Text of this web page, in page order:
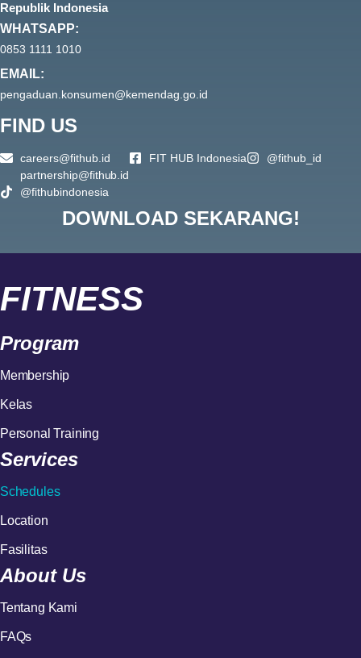
Republik Indonesia
WHATSAPP:
0853 1111 1010
EMAIL:
pengaduan.konsumen@kemendag.go.id
FIND US
careers@fithub.id
partnership@fithub.id
FIT HUB Indonesia @fithub_id
@fithubindonesia
DOWNLOAD SEKARANG!
FITNESS
Program
Membership
Kelas
Personal Training
Services
Schedules
Location
Fasilitas
About Us
Tentang Kami
FAQs